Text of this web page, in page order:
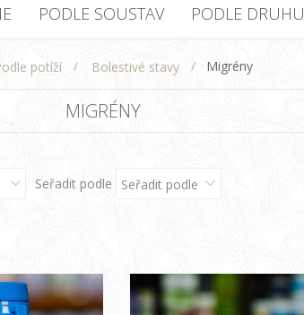
PODLE SOUSTAV PODLE DRUHU
potíží / Bolestivé stavy / Migrény
MIGRÉNY
Seřadit podle Seřadit podle